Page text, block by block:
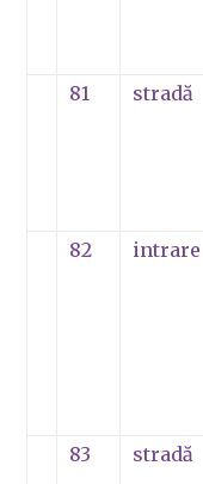
81 stradă
82 intrare
83 stradă